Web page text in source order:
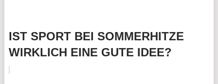
IST SPORT BEI SOMMERHITZE
WIRKLICH EINE GUTE IDEE?